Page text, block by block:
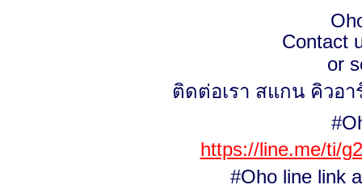
Contact
or
ติดต่อเรา สแกน คิวอ
https://line.me/ti/
#Oho line link